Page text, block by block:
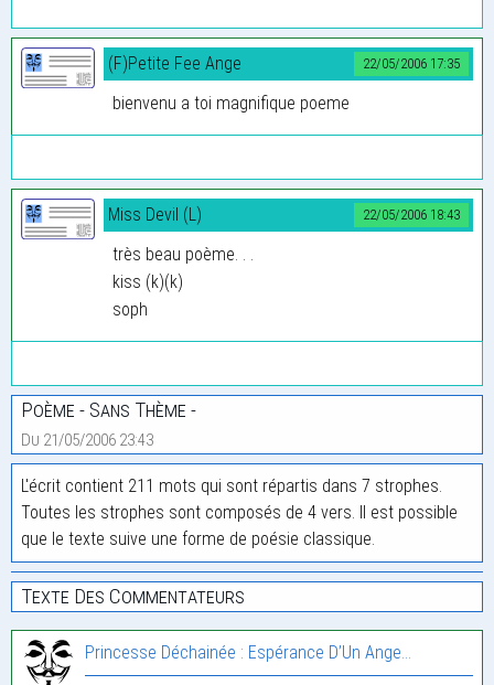
22/05/2006 17:35
(F)Petite Fee Ange
bienvenu a toi magnifique poeme
22/05/2006 18:43
Miss Devil (L)
très beau poème. . .
kiss (k)(k)
soph
Poème - Sans Thème -
Du 21/05/2006 23:43
L'écrit contient 211 mots qui sont répartis dans 7 strophes.
Toutes les strophes sont composés de 4 vers. Il est possible
que le texte suive une forme de poésie classique.
Texte Des Commentateurs
Princesse Déchainée : Espérance D’Un Ange…